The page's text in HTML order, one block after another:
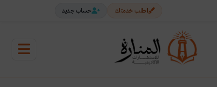
اطلب خدمتك حساب جديد